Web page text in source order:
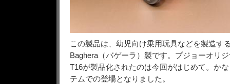
この製品は、幼児向け乗用玩具などを製造す
Baghera（バゲーラ）製です。プジョーオリ
T16が製品化されたのは今回がはじめて。か
テムでの登場となりました。